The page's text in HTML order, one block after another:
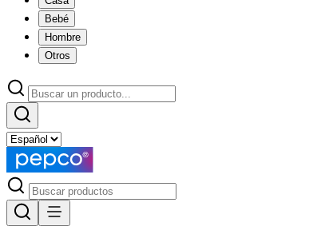
Bebé
Hombre
Otros